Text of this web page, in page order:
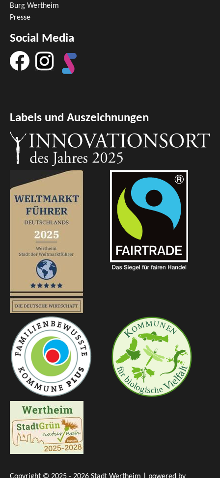
Burg Wertheim
Presse
Social Media
Labels und Auszeichnungen